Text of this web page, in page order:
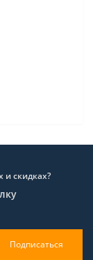
и скидках?
Подписаться